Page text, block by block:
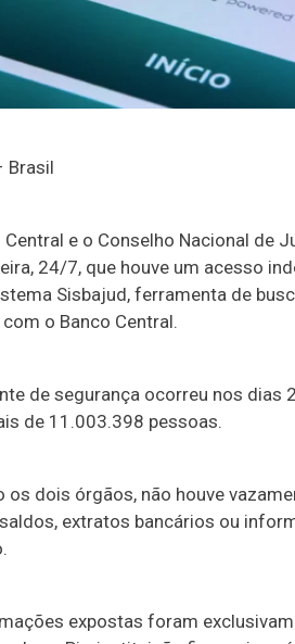
Brasil
Central e o Conselho Nacional de
24/7, que houve um acesso
Sisbajud, ferramenta de
o Banco Central.
de segurança ocorreu nos dias
de 11.003.398 pessoas.
os dois órgãos, não houve
extratos bancários ou
expostas foram